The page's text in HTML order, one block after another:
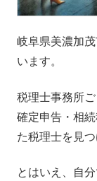
岐阜県美濃加
います。
税理士事務所
確定申告・相
た税理士を見
とはいえ、自